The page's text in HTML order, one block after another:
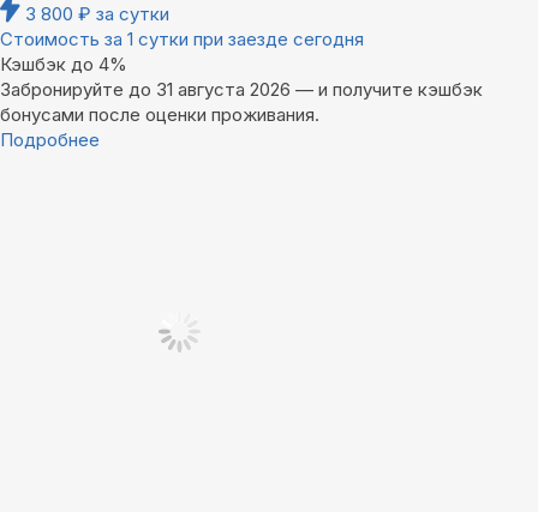
3 800 ₽ за сутки
Стоимость за 1 сутки при заезде сегодня
Кэшбэк до 4%
Забронируйте до 31 августа 2026 — и получите кэшбэк
бонусами после оценки проживания.
Подробнее